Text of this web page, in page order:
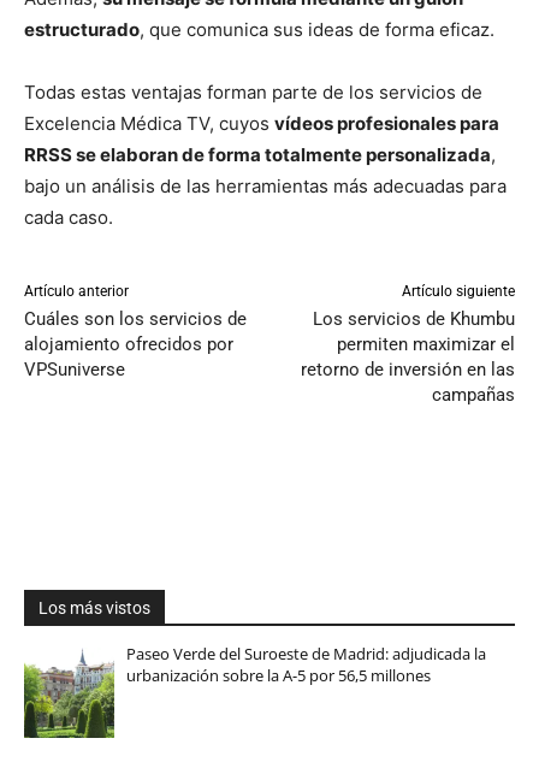
estructurado, que comunica sus ideas de forma eficaz.
Todas estas ventajas forman parte de los servicios de
Excelencia Médica TV, cuyos vídeos profesionales para
RRSS se elaboran de forma totalmente personalizada,
bajo un análisis de las herramientas más adecuadas para
cada caso.
Artículo anterior
Cuáles son los servicios de
alojamiento ofrecidos por
VPSuniverse
Artículo siguiente
Los servicios de Khumbu
permiten maximizar el
retorno de inversión en las
campañas
Los más vistos
Paseo Verde del Suroeste de Madrid: adjudicada la
urbanización sobre la A-5 por 56,5 millones